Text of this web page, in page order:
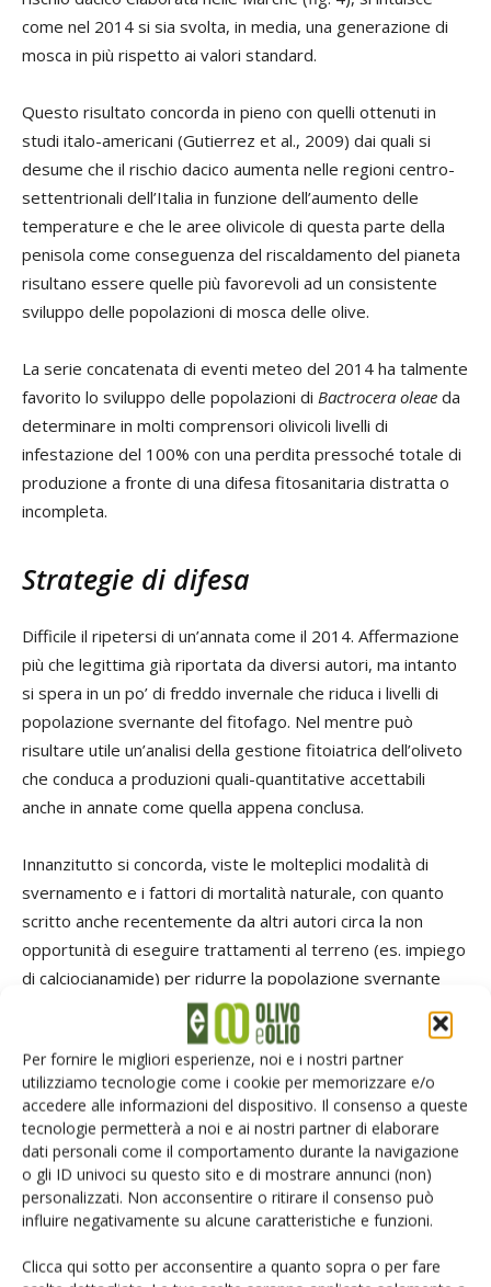
Per fornire le migliori esperienze, noi e i nostri partner
utilizziamo tecnologie come i cookie per memorizzare e/o
accedere alle informazioni del dispositivo. Il consenso a queste
tecnologie permetterà a noi e ai nostri partner di elaborare
dati personali come il comportamento durante la navigazione
o gli ID univoci su questo sito e di mostrare annunci (non)
personalizzati. Non acconsentire o ritirare il consenso può
influire negativamente su alcune caratteristiche e funzioni.
Clicca qui sotto per acconsentire a quanto sopra o per fare
come nel 2014 si sia svolta, in media, una generazione di
mosca in più rispetto ai valori standard.
Questo risultato concorda in pieno con quelli ottenuti in
studi italo-americani (Gutierrez et al., 2009) dai quali si
desume che il rischio dacico aumenta nelle regioni centro-
settentrionali dell’Italia in funzione dell’aumento delle
temperature e che le aree olivicole di questa parte della
penisola come conseguenza del riscaldamento del pianeta
risultano essere quelle più favorevoli ad un consistente
sviluppo delle popolazioni di mosca delle olive.
La serie concatenata di eventi meteo del 2014 ha talmente
favorito lo sviluppo delle popolazioni di Bactrocera oleae da
determinare in molti comprensori olivicoli livelli di
infestazione del 100% con una perdita pressoché totale di
produzione a fronte di una difesa fitosanitaria distratta o
incompleta.
Strategie di difesa
Difficile il ripetersi di un’annata come il 2014. Affermazione
più che legittima già riportata da diversi autori, ma intanto
si spera in un po’ di freddo invernale che riduca i livelli di
popolazione svernante del fitofago. Nel mentre può
risultare utile un’analisi della gestione fitoiatrica dell’oliveto
che conduca a produzioni quali-quantitative accettabili
anche in annate come quella appena conclusa.
Innanzitutto si concorda, viste le molteplici modalità di
svernamento e i fattori di mortalità naturale, con quanto
scritto anche recentemente da altri autori circa la non
opportunità di eseguire trattamenti al terreno (es. impiego
di calciocianamide) per ridurre la popolazione svernante
allo stadio di larva o pupa perché privi di efficacia.
Per quanto riguarda la difesa dagli attacchi di mosca
durante la stagione vegetativa si ribadisce l’importanza di
un attento monitoraggio del fitofago a livello
comprensoriale o aziendale, attività prevista tra l’altro dal
Piano d’azione nazionale sull’uso sostenibile dei prodotti
fitosanitari (DM 22 gennaio 2014). Il monitoraggio va
eseguito sia attraverso il controllo settimanale dei voli
degli adulti mediante trappole (cromotropiche, ad innesco